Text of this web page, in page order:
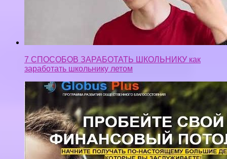
7 СПОСОБОВ ЗАРАБОТАТЬ ШКОЛЬНИКУ как
заработать школьнику летом